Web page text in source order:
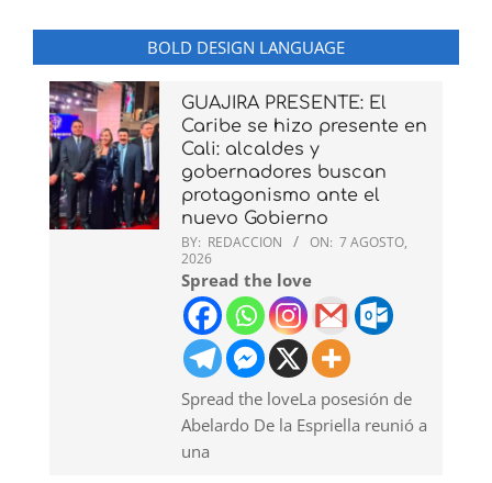
BOLD DESIGN LANGUAGE
GUAJIRA PRESENTE: El
Caribe se hizo presente en
Cali: alcaldes y
gobernadores buscan
protagonismo ante el
nuevo Gobierno
BY: REDACCION ON: 7 AGOSTO,
2026
Spread the love
Spread the loveLa posesión de
Abelardo De la Espriella reunió a
una